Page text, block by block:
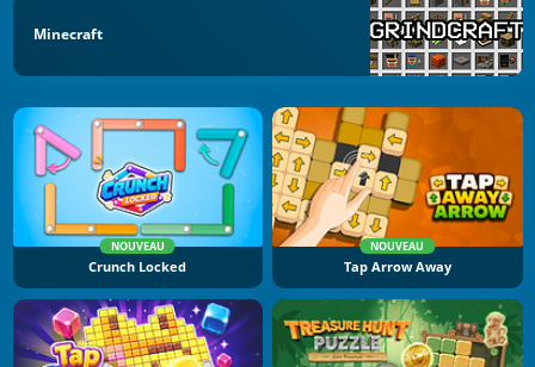
Minecraft
NOUVEAU
Crunch Locked
NOUVEAU
Tap Arrow Away